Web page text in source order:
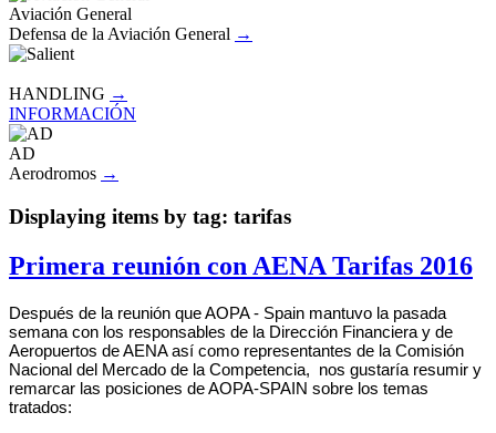
Aviación General
Defensa de la Aviación General →
HANDLING →
INFORMACIÓN
AD
Aerodromos →
Displaying items by tag: tarifas
Primera reunión con AENA Tarifas 2016
Después de la reunión que AOPA - Spain mantuvo la pasada
semana con los responsables de la Dirección Financiera y de
Aeropuertos de AENA así como representantes de la Comisión
Nacional del Mercado de la Competencia, nos gustaría resumir y
remarcar las posiciones de AOPA-SPAIN sobre los temas
tratados: